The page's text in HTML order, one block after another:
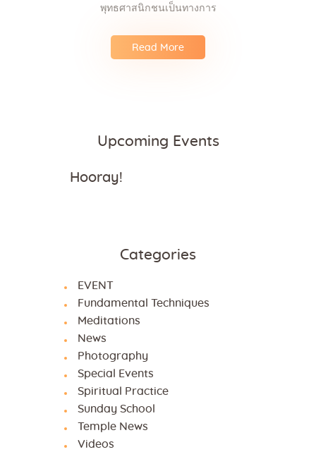
พุทธศาสนิกชนเป็นทางการ
Read More
Upcoming Events
Hooray!
Categories
EVENT
Fundamental Techniques
Meditations
News
Photography
Special Events
Spiritual Practice
Sunday School
Temple News
Videos